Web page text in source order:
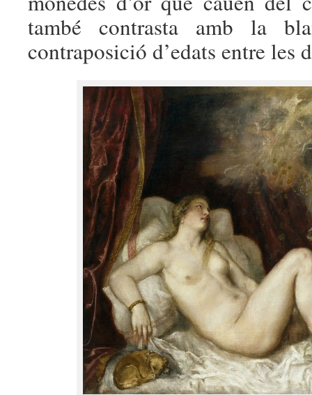
també contrasta amb la
contraposició d’edats entre les